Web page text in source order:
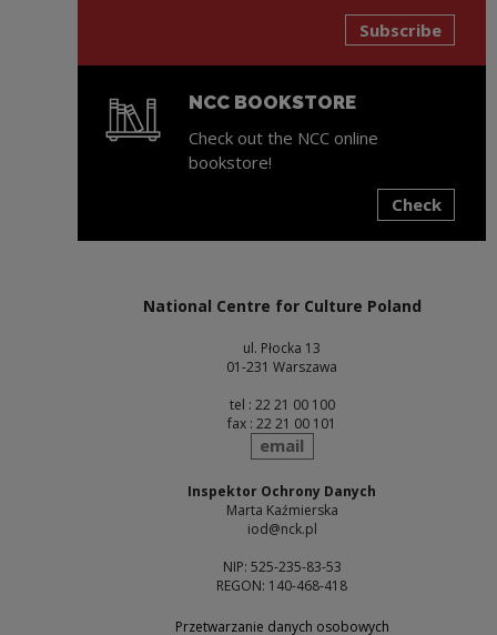
Subscribe
NCC BOOKSTORE
Check out the NCC online
bookstore!
Check
National Centre for Culture Poland
ul. Płocka 13
01-231 Warszawa
tel : 22 21 00 100
fax : 22 21 00 101
send
email
Inspektor Ochrony Danych
Marta Kaźmierska
iod@nck.pl
NIP: 525-235-83-53
REGON: 140-468-418
Przetwarzanie danych osobowych